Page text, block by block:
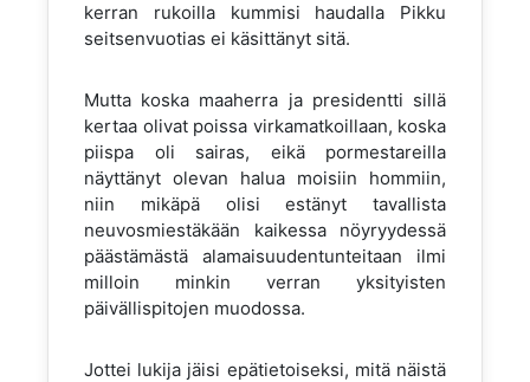
kerran rukoilla kummisi haudalla Pikku
seitsenvuotias ei käsittänyt sitä.
Mutta koska maaherra ja presidentti sillä
kertaa olivat poissa virkamatkoillaan, koska
piispa oli sairas, eikä pormestareilla
näyttänyt olevan halua moisiin hommiin,
niin mikäpä olisi estänyt tavallista
neuvosmiestäkään kaikessa nöyryydessä
päästämästä alamaisuudentunteitaan ilmi
milloin minkin verran yksityisten
päivällispitojen muodossa.
Jottei lukija jäisi epätietoiseksi, mitä näistä